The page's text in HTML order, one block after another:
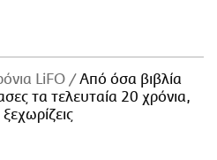
LiFO
Από όσα βιβλία
τα τελευταία 20 χρόνια,